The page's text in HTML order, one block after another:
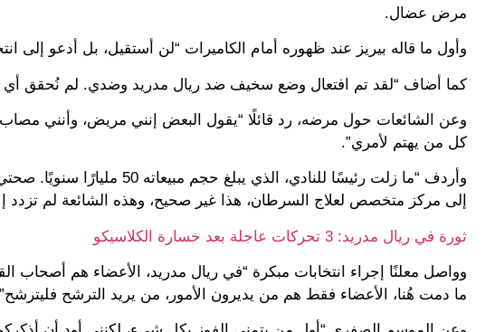
مرض عضال.
وأول ما قاله بيريز عند ظهوره أمام الكاميرات “لن أستقيل، بل أدعو إلى
كما أضاف “لقد تم افتعال وضع سخيف ضد ريال مدريد وضدي. لم نُحقق أي
وعن الشائعات حول مرضه، رد قائلًا “يقول البعض إنني مريض، وأنني
كل من يهتم لأمري”.
وأردف “ما زلت رئيسًا للنادي،
إلى مركز متخصص لعلاج السرطان، هذا غير صحيح، وهذه الشائعة لم تزدد
ثورة في ريال مدريد: 3 تحركات عاجلة بعد خسارة الكلاسيكو
وواصل معلنًا إجراء انتخابات مبكرة “في ريال مدريد، الأعضاء هم أصحاب
ما دمت هُنا، الأعضاء فقط هم من يديرون الأمور، من يريد الترشح